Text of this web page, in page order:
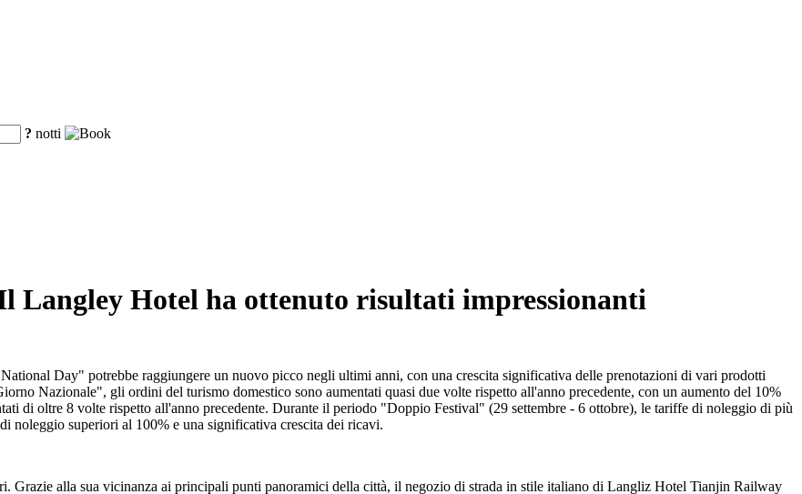
? notti
Langley Hotel ha ottenuto risultati impressionanti
Day" potrebbe raggiungere un nuovo picco negli ultimi anni, con una crescita significativa delle prenotazioni di vari prodotti
Nazionale", gli ordini del turismo domestico sono aumentati quasi due volte rispetto all'anno precedente, con un aumento del 10%
di oltre 8 volte rispetto all'anno precedente. Durante il periodo "Doppio Festival" (29 settembre - 6 ottobre), le tariffe di noleggio di più
noleggio superiori al 100% e una significativa crescita dei ricavi.
Grazie alla sua vicinanza ai principali punti panoramici della città, il negozio di strada in stile italiano di Langliz Hotel Tianjin Railway